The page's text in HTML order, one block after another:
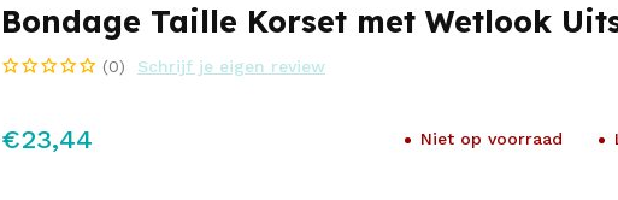
Bondage Taille Korset met Wetlook
(0) Schrijf je eigen review
€23,44 Niet op voorraad